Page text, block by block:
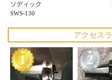
ソディック
SWS-130
アクセス